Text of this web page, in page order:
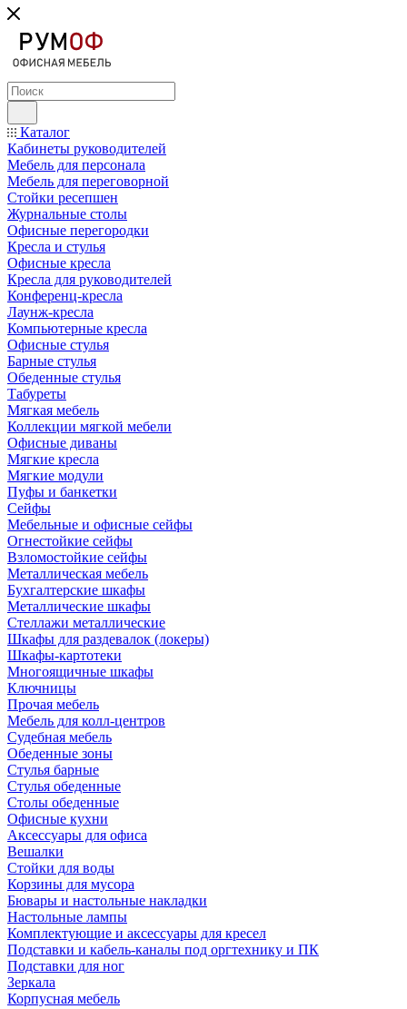
Каталог
Кабинеты руководителей
Мебель для персонала
Мебель для переговорной
Стойки ресепшен
Журнальные столы
Офисные перегородки
Кресла и стулья
Офисные кресла
Кресла для руководителей
Конференц-кресла
Лаунж-кресла
Компьютерные кресла
Офисные стулья
Барные стулья
Обеденные стулья
Табуреты
Мягкая мебель
Коллекции мягкой мебели
Офисные диваны
Мягкие кресла
Мягкие модули
Пуфы и банкетки
Сейфы
Мебельные и офисные сейфы
Огнестойкие сейфы
Взломостойкие сейфы
Металлическая мебель
Бухгалтерские шкафы
Металлические шкафы
Стеллажи металлические
Шкафы для раздевалок (локеры)
Шкафы-картотеки
Многоящичные шкафы
Ключницы
Прочая мебель
Мебель для колл-центров
Судебная мебель
Обеденные зоны
Стулья барные
Стулья обеденные
Столы обеденные
Офисные кухни
Аксессуары для офиса
Вешалки
Стойки для воды
Корзины для мусора
Бювары и настольные накладки
Настольные лампы
Комплектующие и аксессуары для кресел
Подставки и кабель-каналы под оргтехнику и ПК
Подставки для ног
Зеркала
Корпусная мебель